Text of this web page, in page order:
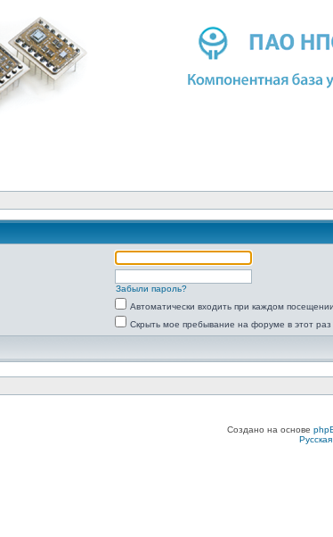
Забыли пароль?
Автоматически входить при каждом посещении
Скрыть мое пребывание на форуме в этот раз
Создано на основе